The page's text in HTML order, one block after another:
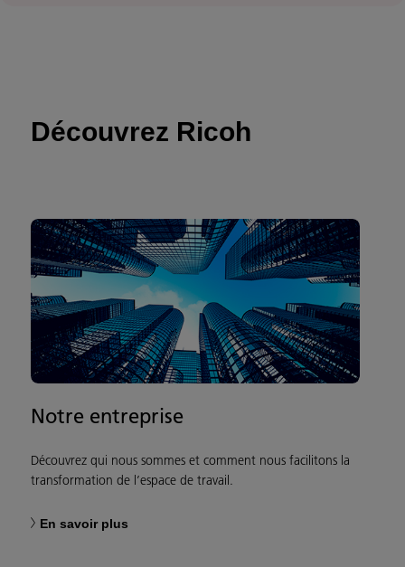
Découvrez Ricoh
Notre entreprise
Découvrez qui nous sommes et comment nous facilitons la
transformation de l’espace de travail.
En savoir plus